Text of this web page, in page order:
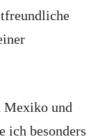
Mexiko und
ich besonders